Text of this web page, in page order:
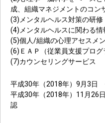
成、組織マネジメントのコン
(3)メンタルヘルス対策の研
(4)メンタルヘルスに関わる
(5)個人/組織の心理アセスメ
(6)ＥＡＰ（従業員支援プログ
(7)カウンセリングサービス
平成30年（2018年）9月3日
平成30年（2018年）11月26
認